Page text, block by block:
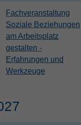
Fachveranstaltung
Soziale Beziehungen
am Arbeitsplatz
gestalten -
Erfahrungen und
Werkzeuge